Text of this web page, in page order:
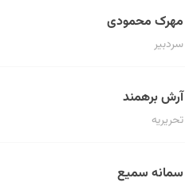
مهرک محمودی
سردبیر
آرش برهمند
تحریریه
سمانه سمیع